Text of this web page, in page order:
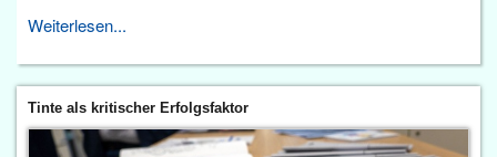
Weiterlesen...
Tinte als kritischer Erfolgsfaktor